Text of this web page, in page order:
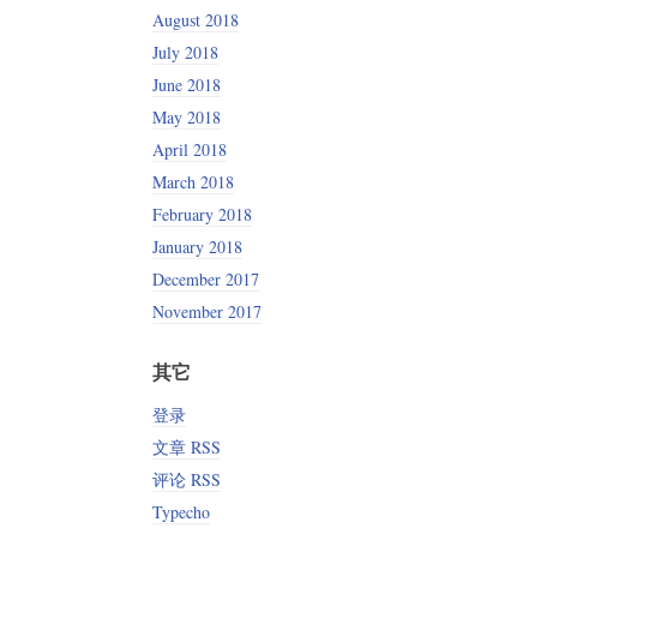
August 2018
July 2018
June 2018
May 2018
April 2018
March 2018
February 2018
January 2018
December 2017
November 2017
其它
登录
文章 RSS
评论 RSS
Typecho